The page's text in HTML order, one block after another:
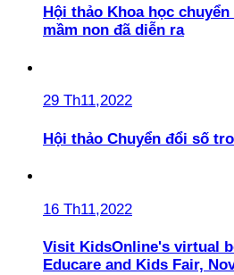
Hội thảo Khoa học
mầm non đã diễn ra
29 Th11,2022
Hội thảo Chuyển đổi số
16 Th11,2022
Visit KidsOnline's virtual
Educare and Kids Fair,